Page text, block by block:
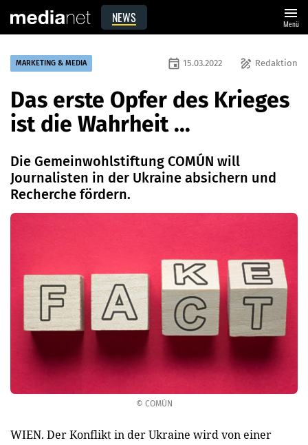
NEWS menu
Menü
© COMÚN
MARKETING & MEDIA draw Redaktion
event 15.03.2022
Das erste Opfer des Krieges
ist die Wahrheit ...
Die Gemeinwohlstiftung COMÚN will
Journalisten in der Ukraine absichern und
Recherche fördern.
WIEN. Der Konflikt in der Ukraine wird von einer